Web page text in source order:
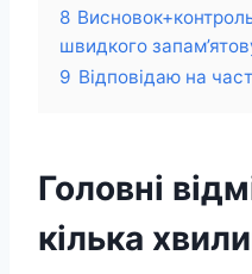
8
швидкого
9 Відповідаю на
Головні
кілька